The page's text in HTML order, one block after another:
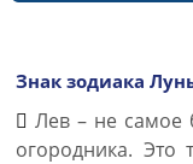
Знак зодиака
Лев – не самое
огородника. Это